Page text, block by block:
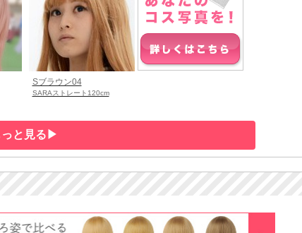
Sブラウン04
SARAストレート120cm